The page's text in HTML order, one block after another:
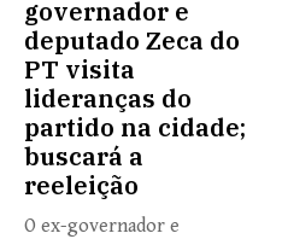
governador e
deputado Zeca do
PT visita
lideranças do
partido na cidade;
buscará a
reeleição
O ex-governador e